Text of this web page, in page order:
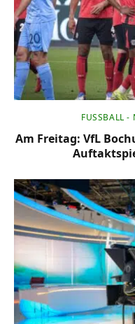
FUSSBALL -
Am Freitag: VfL